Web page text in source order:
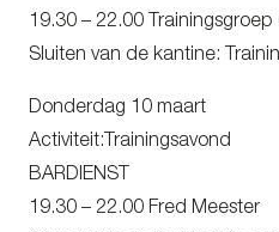
19.30 – 22.00 Trainingsgroep
Sluiten van de kantine:
Donderdag 10 maart
Activiteit:Trainingsavond
BARDIENST
19.30 – 22.00 Fred Meester